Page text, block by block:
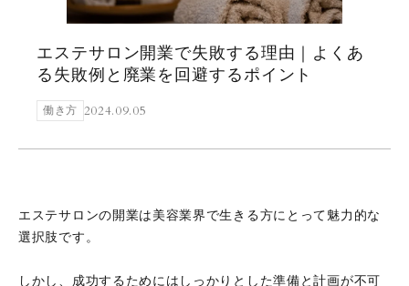
エステサロン開業で失敗する理由｜よくあ
る失敗例と廃業を回避するポイント
働き方 2024.09.05
エステサロンの開業は美容業界で生きる方にとって魅力的な
選択肢です。
しかし、成功するためにはしっかりとした準備と計画が不可